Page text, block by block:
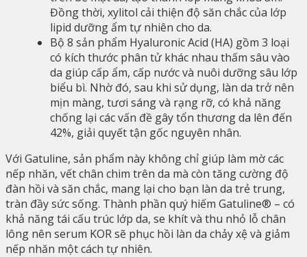
Đồng thời, xylitol cải thiện độ săn chắc của lớp
lipid dưỡng ẩm tự nhiên cho da.
Bộ 8 sản phẩm Hyaluronic Acid (HA) gồm 3 loại
có kích thước phân tử khác nhau thấm sâu vào
da giúp cấp ẩm, cấp nước và nuôi dưỡng sâu lớp
biểu bì. Nhờ đó, sau khi sử dụng, làn da trở nên
mịn màng, tươi sáng và rạng rỡ, có khả năng
chống lại các vấn đề gây tổn thương da lên đến
42%, giải quyết tận gốc nguyên nhân.
Với Gatuline, sản phẩm này không chỉ giúp làm mờ các
nếp nhăn, vết chân chim trên da mà còn tăng cường độ
đàn hồi và săn chắc, mang lại cho bạn làn da trẻ trung,
tràn đầy sức sống. Thành phần quý hiếm Gatuline® – có
khả năng tái cấu trúc lớp da, se khít và thu nhỏ lỗ chân
lông nên serum KOR sẽ phục hồi làn da chảy xệ và giảm
nếp nhăn một cách tự nhiên.